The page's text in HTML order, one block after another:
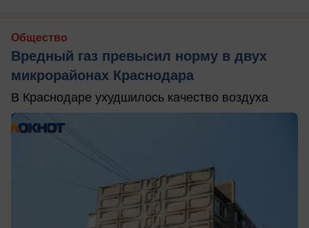
Общество
Вредный газ превысил норму в двух
микрорайонах Краснодара
В Краснодаре ухудшилось качество воздуха